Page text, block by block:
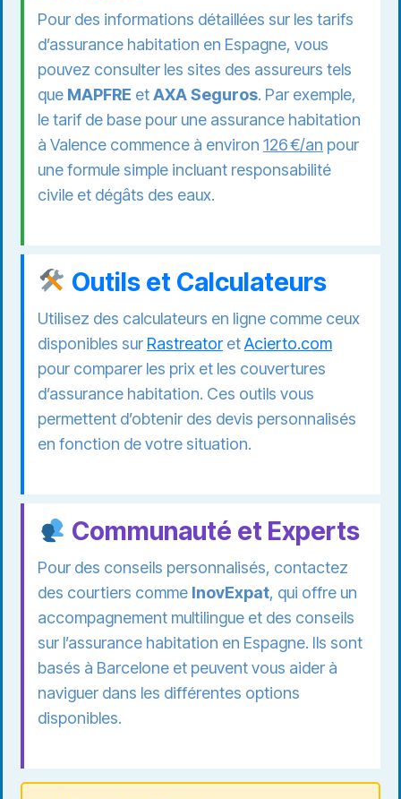
Pour des informations détaillées sur les tarifs
d’assurance habitation en Espagne, vous
pouvez consulter les sites des assureurs tels
que MAPFRE etAXA Seguros. Par exemple,
le tarif de base pour une assurance habitation
à Valence commence à environ 126 €/an pour
une formule simple incluant responsabilité
civile et dégâts des eaux.
Outils et Calculateurs
Utilisez des calculateurs en ligne comme ceux
disponibles sur Rastreator etAcierto.com
pour comparer les prix et les couvertures
d’assurance habitation. Ces outils vous
permettent d’obtenir des devis personnalisés
en fonction de votre situation.
Communauté et Experts
Pour des conseils personnalisés, contactez
des courtiers comme InovExpat, qui offre un
accompagnement multilingue et des conseils
sur l’assurance habitation en Espagne. Ils sont
basés à Barcelone et peuvent vous aider à
naviguer dans les différentes options
disponibles.